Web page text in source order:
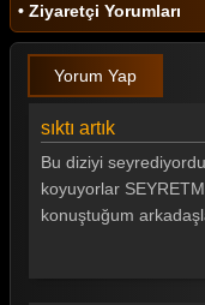
• Ziyaretçi Yorumları
Yorum Yap
sıktı artık
Bu diziyi
koyuyorlar
konuştuğum